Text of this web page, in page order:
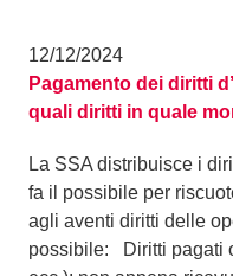
12/12/2024
Pagamento dei diritti
quali diritti in quale
La SSA distribuisce i
fa il possibile per
agli aventi diritti delle
possibile: Diritti pagati